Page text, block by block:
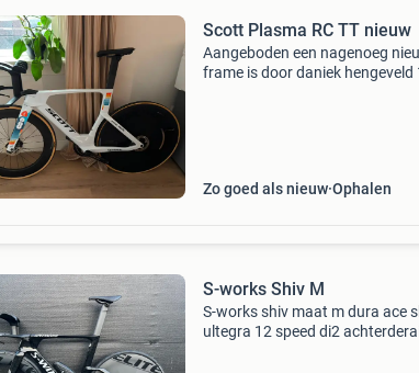
Scott Plasma RC TT nieuw
Aangeboden een nagenoeg
frame is door daniek hengeveld
Zo goed als nieuw Ophalen
S-works Shiv M
S-works shiv maat m dura ace
ultegra 12 speed di2